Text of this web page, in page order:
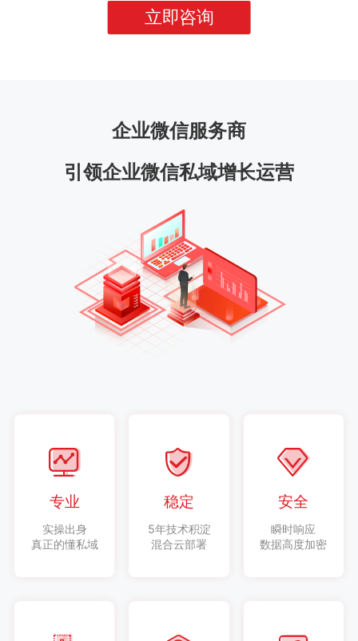
立即咨询
企业微信服务商
引领企业微信私域增长运营
专业
实操出身
真正的懂私域
稳定
5年技术积淀
混合云部署
安全
瞬时响应
数据高度加密